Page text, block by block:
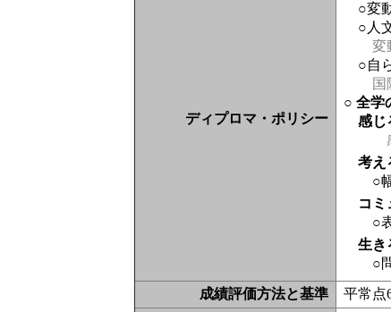
ディプロマ・ポリシー
○変
○人
変
○自
国
○ 全学
感じ
考え
○
コミ
○
生き
○
成績評価方法と基準
平常点